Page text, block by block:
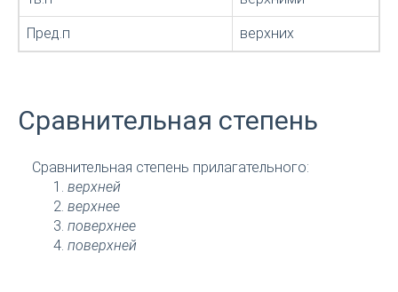
Пред.п верхних
Сравнительная степень
Сравнительная степень прилагательного:
верхней
верхнее
поверхнее
поверхней